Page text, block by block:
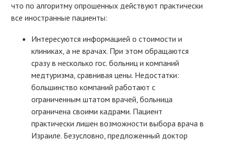
что по алгоритму опрошенных действуют практически
все иностранные пациенты:
Интересуются информацией о стоимости и
клиниках, а не врачах. При этом обращаются
сразу в несколько гос. больниц и компаний
медтуризма, сравнивая цены. Недостатки:
большинство компаний работают с
ограниченным штатом врачей, больница
ограничена своими кадрами. Пациент
практически лишен возможности выбора врача в
Израиле. Безусловно, предложенный доктор